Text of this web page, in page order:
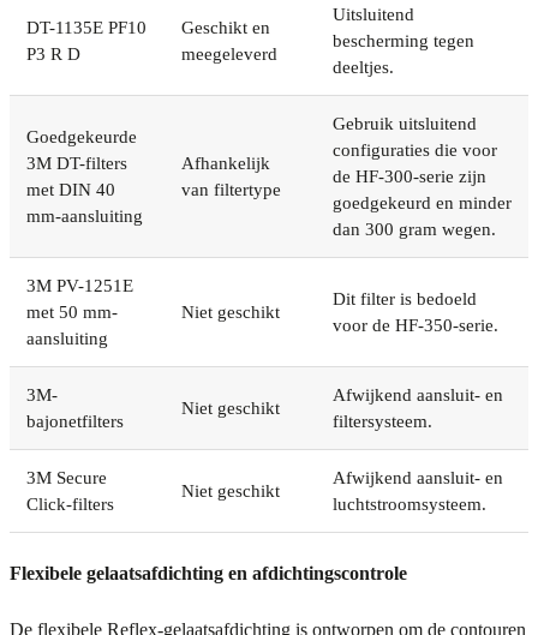
DT-1135E PF10
P3 R D
Geschikt en
meegeleverd
Uitsluitend
bescherming tegen
deeltjes.
Goedgekeurde
3M DT-filters
met DIN 40
mm-aansluiting
Afhankelijk
van filtertype
Gebruik uitsluitend
configuraties die voor
de HF-300-serie zijn
goedgekeurd en minder
dan 300 gram wegen.
3M PV-1251E
met 50 mm-
aansluiting
Niet geschikt
Dit filter is bedoeld
voor de HF-350-serie.
3M-
bajonetfilters
Niet geschikt
Afwijkend aansluit- en
filtersysteem.
3M Secure
Click-filters
Niet geschikt
Afwijkend aansluit- en
luchtstroomsysteem.
Flexibele gelaatsafdichting en afdichtingscontrole
De flexibele Reflex-gelaatsafdichting is ontworpen om de contouren